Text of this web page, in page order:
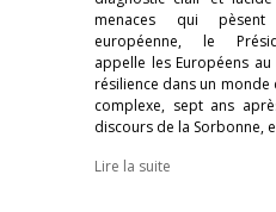
menaces qui
européenne, le
appelle les Européens
résilience dans un monde
complexe, sept ans
discours de la Sorbonne,
Lire la suite